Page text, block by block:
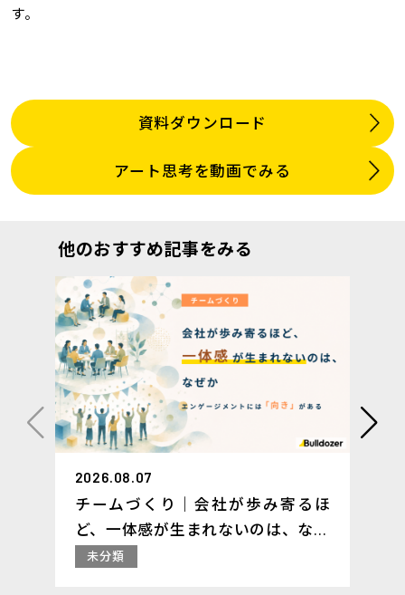
す。
資料ダウンロード
アート思考を動画でみる
他のおすすめ記事をみる
2026.08.07
チームづくり｜会社が歩み寄るほ
ど、一体感が生まれないのは、なぜ
か ─ エンゲージメントには「向
未分類